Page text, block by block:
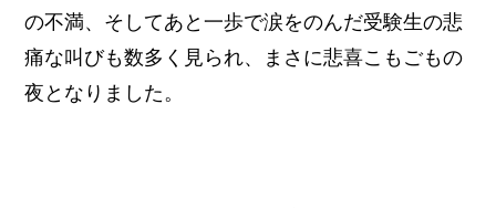
の不満、そしてあと一歩で涙をのんだ受験生の悲
痛な叫びも数多く見られ、まさに悲喜こもごもの
夜となりました。